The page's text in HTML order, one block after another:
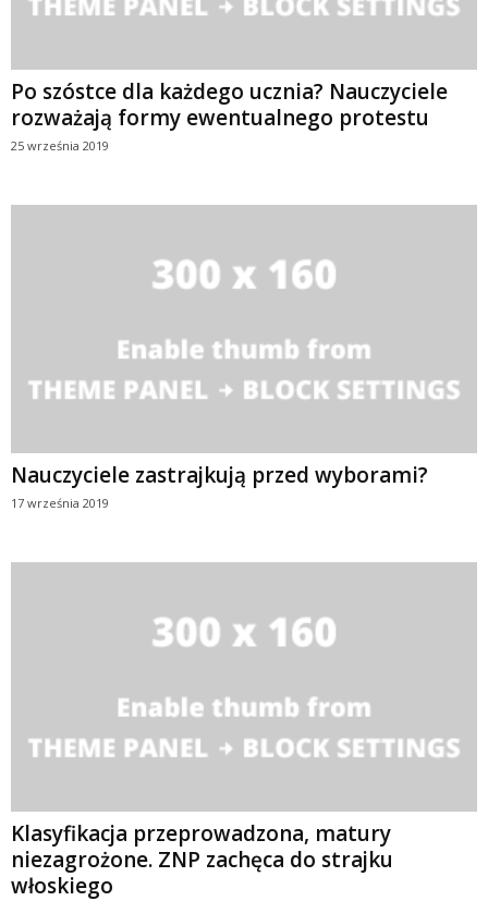
Po szóstce dla każdego ucznia? Nauczyciele
rozważają formy ewentualnego protestu
25 września 2019
Nauczyciele zastrajkują przed wyborami?
17 września 2019
Klasyfikacja przeprowadzona, matury
niezagrożone. ZNP zachęca do strajku
włoskiego